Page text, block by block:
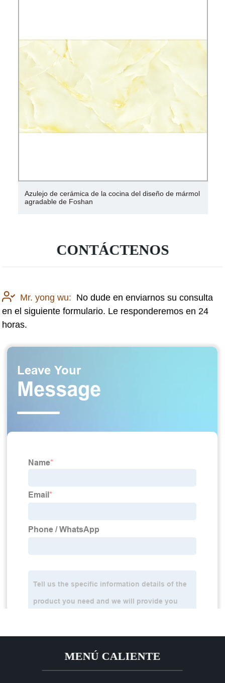
Azulejo de cerámica de la cocina del diseño de mármol
agradable de Foshan
CONTÁCTENOS
Mr. yong wu: No dude en enviarnos su consulta
en el siguiente formulario. Le responderemos en 24
horas.
MENÚ CALIENTE